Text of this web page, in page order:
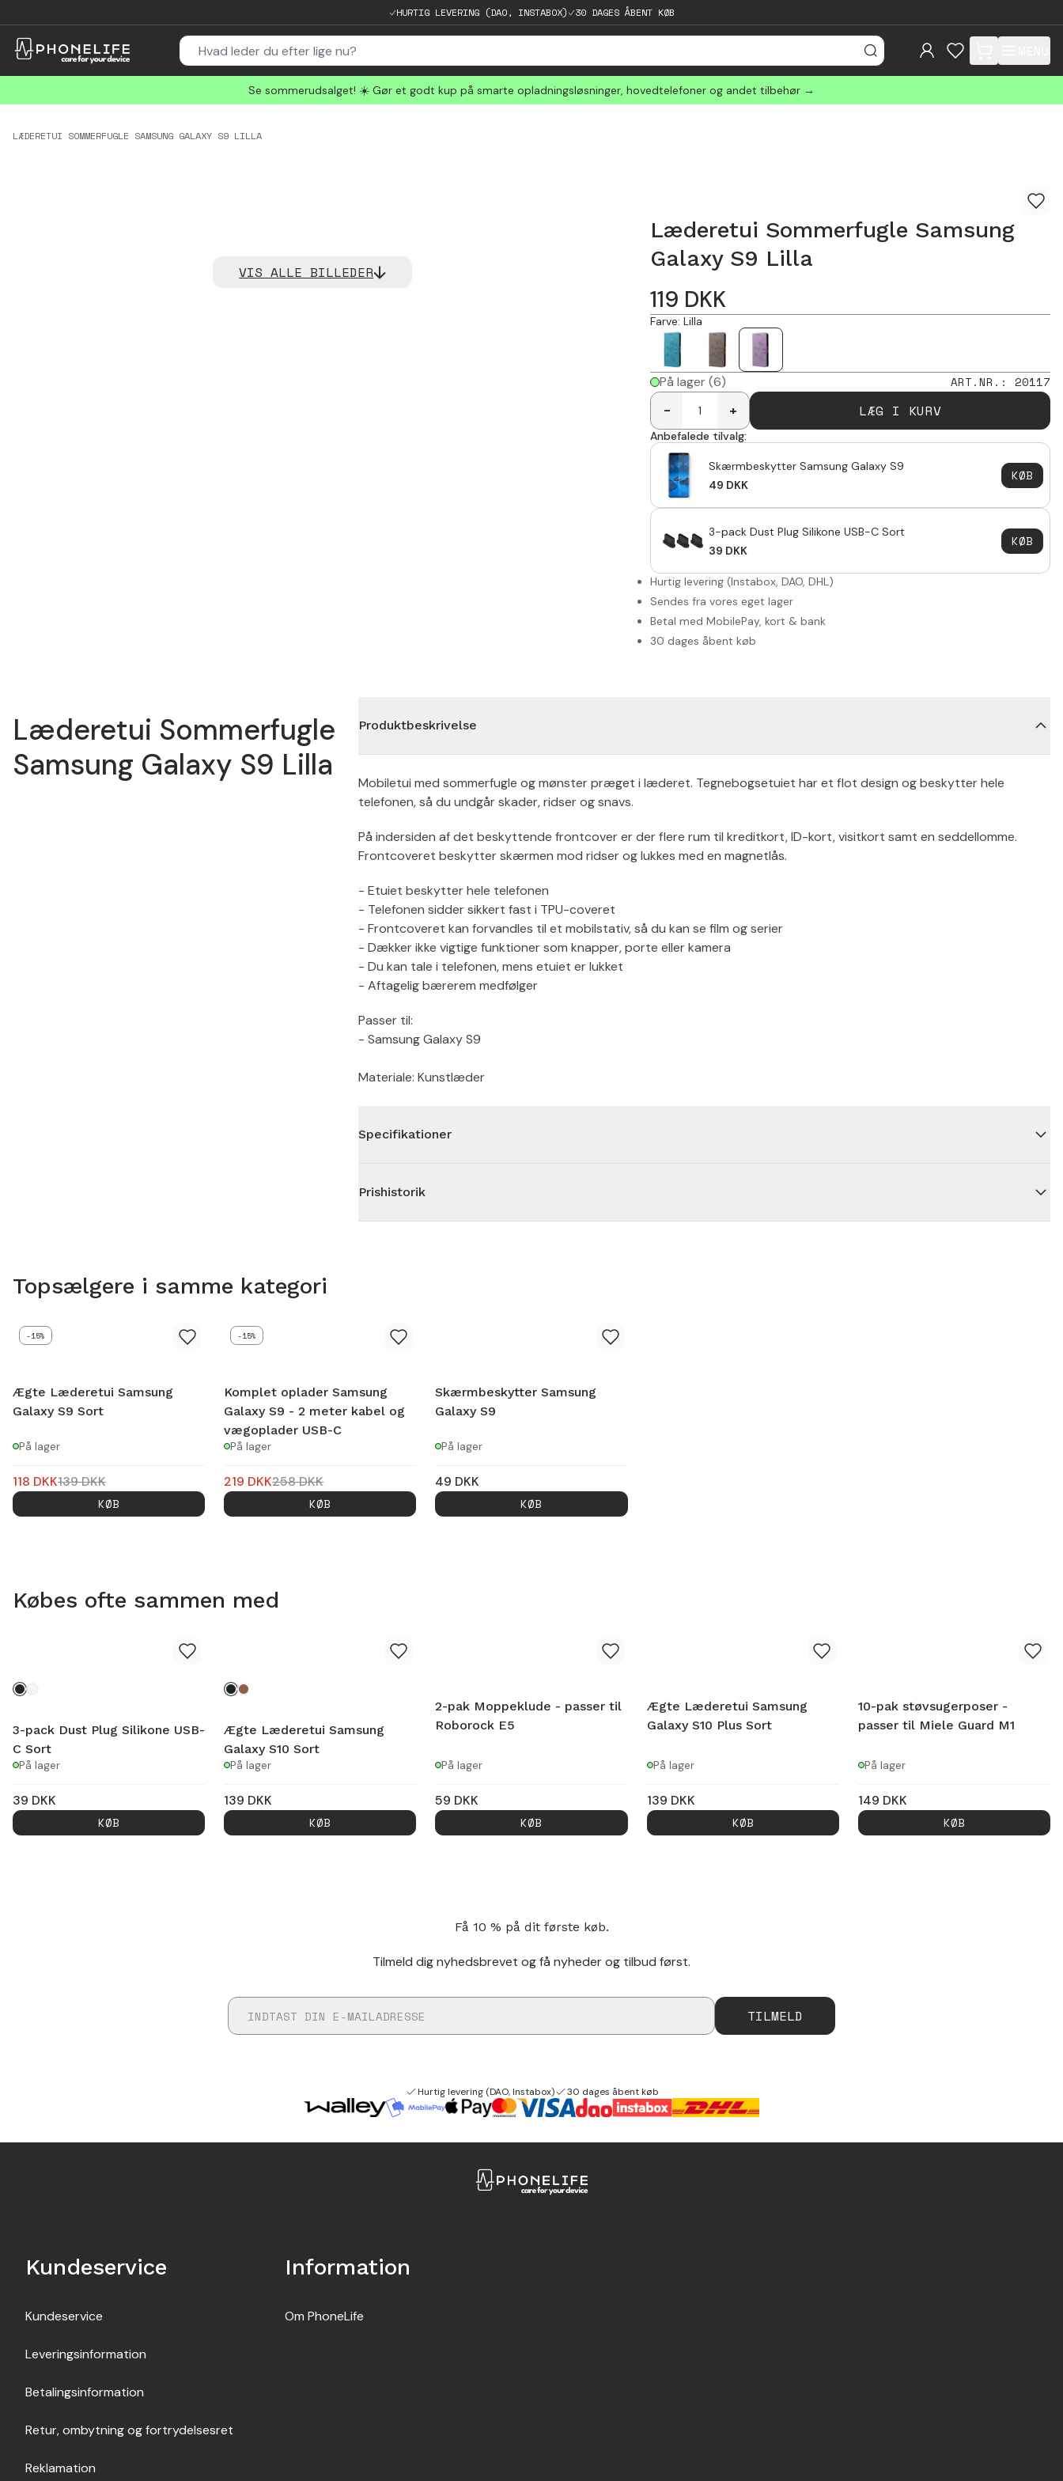
HURTIG LEVERING (DAO, INSTABOX) 30 DAGES ÅBENT KØB
items in cart, view
Se sommerudsalget! ☀️ Gør et godt kup på smarte opladningsløsninger, hovedtelefoner og andet tilbehør →
LÆDERETUI SOMMERFUGLE SAMSUNG GALAXY S9 LILLA
VIS ALLE BILLEDER
Læderetui Sommerfugle Samsung
Galaxy S9 Lilla
119 DKK
Farve:Lilla
På lager (6) ART.NR. : 20117
-
+ LÆG I KURV
Anbefalede tilvalg:
Skærmbeskytter Samsung Galaxy S9
49 DKK
KØB
3-pack Dust Plug Silikone USB-C Sort
39 DKK
KØB
Hurtig levering (Instabox, DAO, DHL)
Sendes fra vores eget lager
Betal med MobilePay, kort & bank
30 dages åbent køb
Læderetui Sommerfugle
Samsung Galaxy S9 Lilla
Produktbeskrivelse
Mobiletui med sommerfugle og mønster præget i læderet. Tegnebogsetuiet har et flot design og beskytter hele
telefonen, så du undgår skader, ridser og snavs.
På indersiden af det beskyttende frontcover er der flere rum til kreditkort, ID-kort, visitkort samt en seddellomme.
Frontcoveret beskytter skærmen mod ridser og lukkes med en magnetlås.
- Etuiet beskytter hele telefonen
- Telefonen sidder sikkert fast i TPU-coveret
- Frontcoveret kan forvandles til et mobilstativ, så du kan se film og serier
- Dækker ikke vigtige funktioner som knapper, porte eller kamera
- Du kan tale i telefonen, mens etuiet er lukket
- Aftagelig bærerem medfølger
Passer til:
- Samsung Galaxy S9
Materiale: Kunstlæder
Specifikationer
Prishistorik
Topsælgere i samme kategori
-15%
Ægte Læderetui Samsung
Galaxy S9 Sort
På lager
118 DKK139DKK
KØB
-15%
Komplet oplader Samsung
Galaxy S9 - 2 meter kabel og
vægoplader USB-C
På lager
219 DKK258DKK
KØB
Skærmbeskytter Samsung
Galaxy S9
På lager
49 DKK
KØB
Købes ofte sammen med
3-pack Dust Plug Silikone USB-
C Sort
På lager
39 DKK
KØB
Ægte Læderetui Samsung
Galaxy S10 Sort
På lager
139 DKK
KØB
2-pak Moppeklude - passer til
Roborock E5
På lager
59 DKK
KØB
Ægte Læderetui Samsung
Galaxy S10 Plus Sort
På lager
139 DKK
KØB
10-pak støvsugerposer -
passer til Miele Guard M1
På lager
149 DKK
KØB
Få 10 % på dit første køb.
Tilmeld dig nyhedsbrevet og få nyheder og tilbud først.
TILMELD
Hurtig levering (DAO, Instabox) 30 dages åbent køb
Kundeservice
Kundeservice
Leveringsinformation
Betalingsinformation
Retur, ombytning og fortrydelsesret
Reklamation
Information
Om PhoneLife